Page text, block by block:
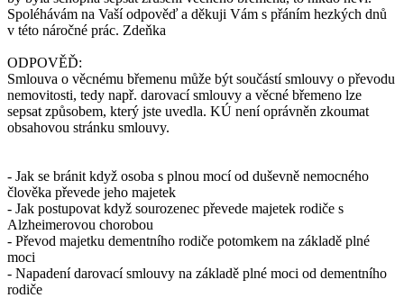
Spoléhávám na Vaší odpověď a děkuji Vám s přáním hezkých dnů
v této náročné prác. Zdeňka
ODPOVĚĎ:
Smlouva o věcnému břemenu může být součástí smlouvy o převodu
nemovitosti, tedy např. darovací smlouvy a věcné břemeno lze
sepsat způsobem, který jste uvedla. KÚ není oprávněn zkoumat
obsahovou stránku smlouvy.
- Jak se bránit když osoba s plnou mocí od duševně nemocného
člověka převede jeho majetek
- Jak postupovat když sourozenec převede majetek rodiče s
Alzheimerovou chorobou
- Převod majetku dementního rodiče potomkem na základě plné
moci
- Napadení darovací smlouvy na základě plné moci od dementního
rodiče